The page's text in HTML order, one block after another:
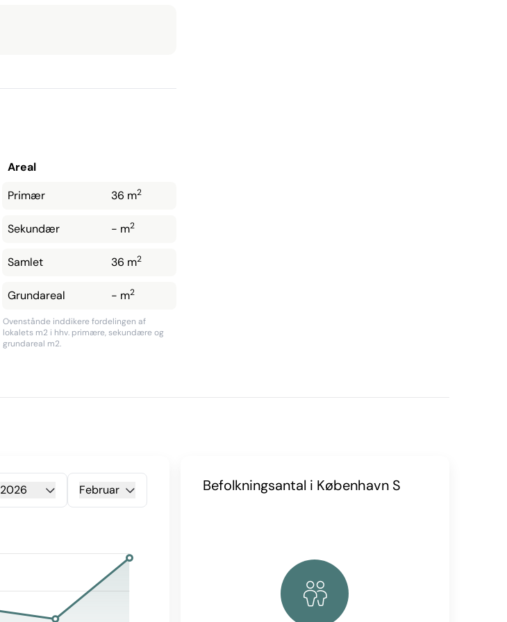
Areal
Primær
36 m2
Sekundær - m2
Samlet 36 m2
Grundareal - m2
Ovenstånde inddikere fordelingen af
lokalets m2 i hhv. primære, sekundære og
grundareal m2.
2026 Februar Befolkningsantal i København S